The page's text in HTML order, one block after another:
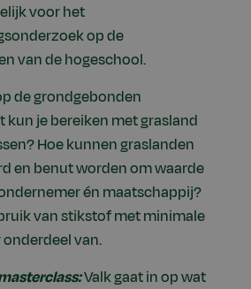
voor het
op de
van de hogeschool.
de grondgebonden
kun je bereiken met grasland
Hoe kunnen graslanden
en benut worden om waarde
én maatschappij?
van stikstof met minimale
van.
Valk gaat in op wat